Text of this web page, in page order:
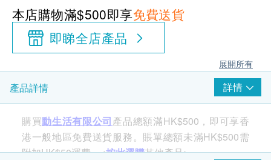
本店購物滿$500即享免費送貨
即睇全店產品
展開所有
產品詳情 詳情
購買動生活有限公司產品總額滿HK$500，即可享香
港一般地區免費送貨服務。賬單總額未滿HK$500需
附加HK$50運費。<按此選購其他產品>